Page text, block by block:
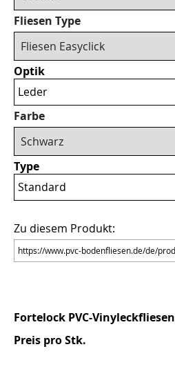
Fliesen Type
Optik
Leder
Farbe
Type
Standard
Zu diesem Produkt:
Fortelock PVC-Vinyleckfliesen
Preis pro Stk.